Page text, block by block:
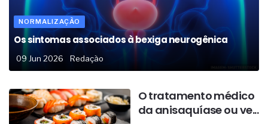
NORMALIZAÇÃO
Os sintomas associados à bexiga neurogênica
09 Jun 2026 Redação
O tratamento médico
da anisaquíase ou ve...